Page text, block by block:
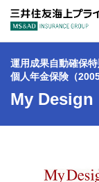
運用成果自動確保
個人年金保険（2005
My Design